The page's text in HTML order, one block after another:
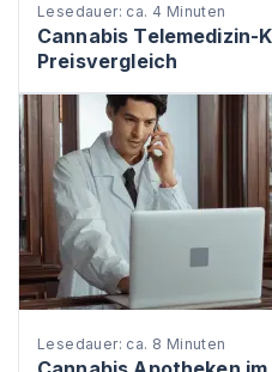
Lesedauer: ca. 4 Minuten
Cannabis Telemedizin-
Preisvergleich
Lesedauer: ca. 8 Minuten